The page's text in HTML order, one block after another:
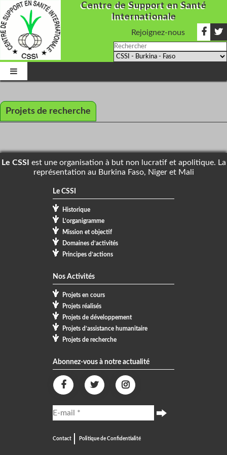
Centre de Support en Santé
Internationale
Rejoignez-nous
Projets de recherche
Le CSSI est une organisation à but non lucratif et apolitique. La
représentation au Burkina Faso, Niger et Mali
Le CSSI
Historique
L’organigramme
Mission et objectif
Domaines d’activités
Principes d’actions
Nos Activités
Projets en cours
Projets réalisés
Projets de développement
Projets d’assistance humanitaire
Projets de recherche
Abonnez-vous à notre actualité
Contact Politique de Confidentialité